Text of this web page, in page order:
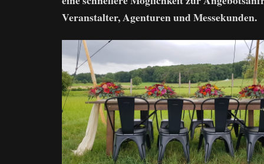
Veranstalter, Agenturen und Messekunden.